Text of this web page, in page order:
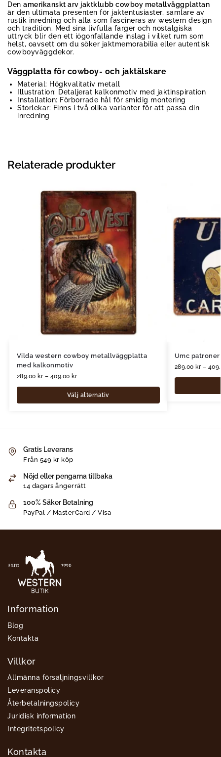
Den amerikanskt arv jaktklubb cowboy metallväggplattan
är den ultimata presenten för jaktentusiaster, samlare av
rustik inredning och alla som fascineras av western design
och tradition. Med sina livfulla färger och nostalgiska
uttryck blir den ett iögonfallande inslag i vilket rum som
helst, oavsett om du söker jaktmemorabilia eller autentisk
cowboyväggdekor.
Väggplatta för cowboy- och jaktälskare
Material: Högkvalitativ metall
Illustration: Detaljerat kalkonmotiv med jaktinspiration
Installation: Förborrade hål för smidig montering
Storlekar: Finns i två olika varianter för att passa din
inredning
Relaterade produkter
Vilda western cowboy metallväggplatta
med kalkonmotiv
289.00 kr – 409.00 kr
Välj alternativ
Umc
289.00 kr –
Gratis Leverans
Från 549 kr köp
Nöjd eller pengarna tillbaka
14 dagars ångerrätt
100% Säker Betalning
PayPal / MasterCard / Visa
Information
Blog
Kontakta
Villkor
Allmänna försäljningsvillkor
Leveranspolicy
Återbetalningspolicy
Juridisk information
Integritetspolicy
Kontakta